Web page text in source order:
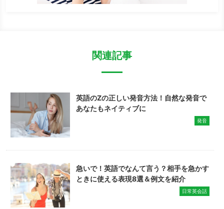
関連記事
英語のZの正しい発音方法！自然な発音で
あなたもネイティブに
発音
急いで！英語でなんて言う？相手を急かす
ときに使える表現8選＆例文を紹介
日常英会話